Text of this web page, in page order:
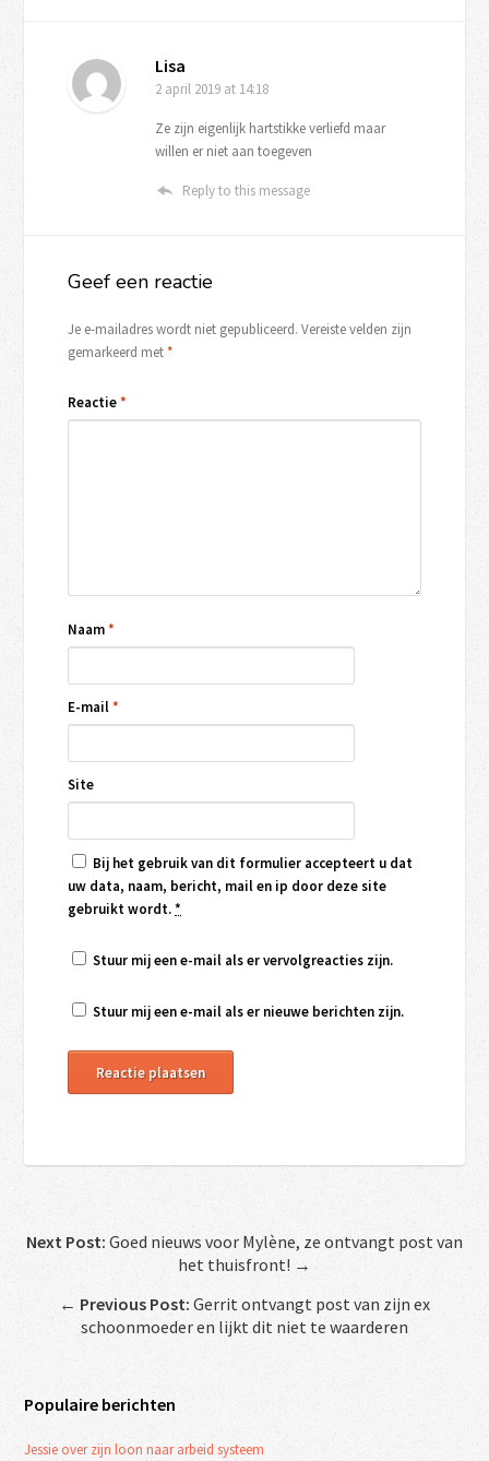
Lisa
2 april 2019 at 14:18
Ze zijn eigenlijk hartstikke verliefd maar
willen er niet aan toegeven
Reply to this message
Geef een reactie
Je e-mailadres wordt niet gepubliceerd. Vereiste velden zijn
gemarkeerd met*
Reactie*
Naam*
E-mail*
Site
Bij het gebruik van dit formulier accepteert u dat
uw data, naam, bericht, mail en ip door deze site
gebruikt wordt.*
Stuur mij een e-mail als er vervolgreacties zijn.
Stuur mij een e-mail als er nieuwe berichten zijn.
Next Post: Goed nieuws voor Mylène, ze ontvangt post van
het thuisfront! →
← Previous Post: Gerrit ontvangt post van zijn ex
schoonmoeder en lijkt dit niet te waarderen
Populaire berichten
Jessie over zijn loon naar arbeid systeem